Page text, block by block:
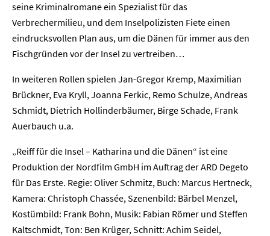
seine Kriminalromane ein Spezialist für das
Verbrechermilieu, und dem Inselpolizisten Fiete einen
eindrucksvollen Plan aus, um die Dänen für immer aus den
Fischgründen vor der Insel zu vertreiben…
In weiteren Rollen spielen Jan-Gregor Kremp, Maximilian
Brückner, Eva Kryll, Joanna Ferkic, Remo Schulze, Andreas
Schmidt, Dietrich Hollinderbäumer, Birge Schade, Frank
Auerbauch u.a.
„Reiff für die Insel – Katharina und die Dänen“ ist eine
Produktion der Nordfilm GmbH im Auftrag der ARD Degeto
für Das Erste. Regie: Oliver Schmitz, Buch: Marcus Hertneck,
Kamera: Christoph Chassée, Szenenbild: Bärbel Menzel,
Kostümbild: Frank Bohn, Musik: Fabian Römer und Steffen
Kaltschmidt, Ton: Ben Krüger, Schnitt: Achim Seidel,
Home
Unternehmen